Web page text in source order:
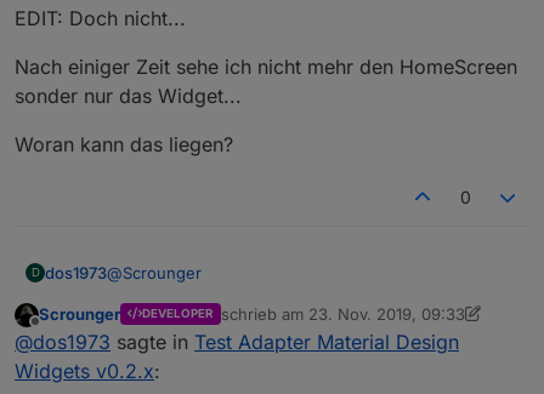
EDIT: Doch nicht...
Nach einiger Zeit sehe ich nicht mehr den HomeScreen
sonder nur das Widget...
Woran kann das liegen?
0
D dos1973@Scrounger
Hi, kurze Frage, gibt/ gäbe es die Möglichkeit, dass
Du noch einen Farbwert zur Verfügung stellt, wenn
der Switch inaktiv ist.
Bei dunklen Screens wäre das Klasse.
Offline
Scrounger DEVELOPER schrieb am 23. Nov. 2019, 09:33
zuletzt editiert von Scrounger
@dos1973 sagte in Test Adapter Material Design
Widgets v0.2.x: